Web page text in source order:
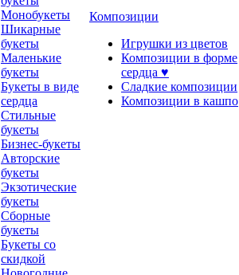
Монобукеты
Шикарные
букеты
Маленькие
букеты
Букеты в виде
сердца
Стильные
букеты
Бизнес-букеты
Авторские
букеты
Экзотические
букеты
Сборные
букеты
Букеты со
скидкой
Композиции
Игрушки из цветов
Композиции в форме
сердца ♥
Сладкие композиции
Композиции в кашпо